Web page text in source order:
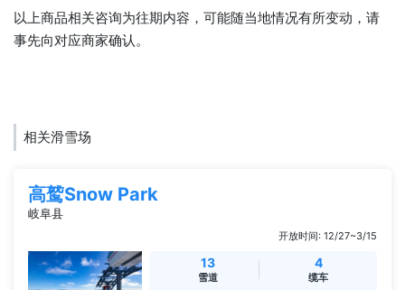
以上商品相关咨询为往期内容，可能随当地情况有所变动，请
事先向对应商家确认。
相关滑雪场
高鹫Snow Park
岐阜县
开放时间: 12/27~3/15
13
雪道
4
缆车